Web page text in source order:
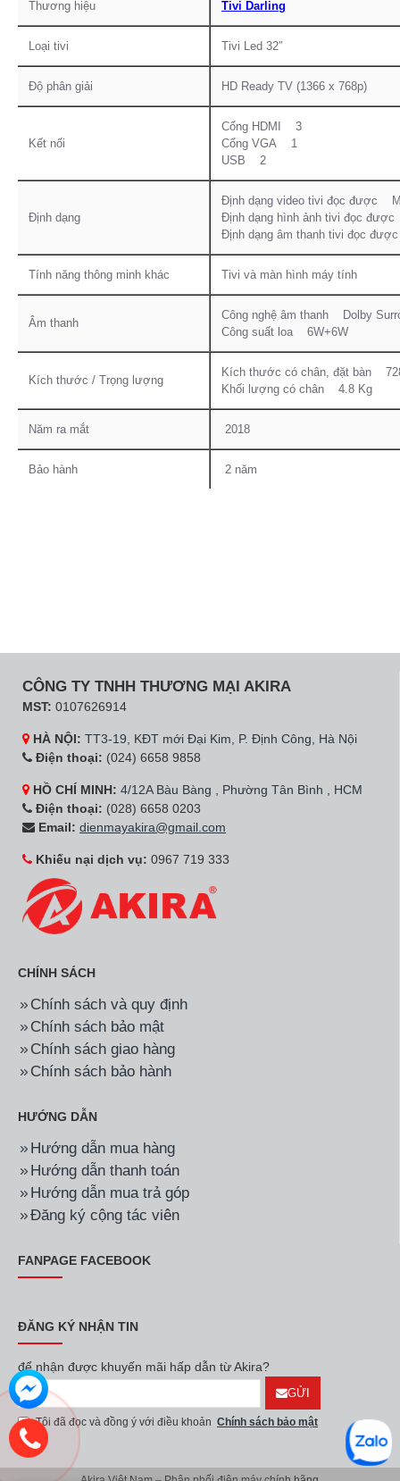
Thương hiệu Tivi Darling
Loại tivi Tivi Led 32″
Độ phân giải HD Ready TV (1366 x 768p)
Kết nối
Cổng HDMI 3
Cổng VGA 1
USB 2
Định dạng
Định dạng video tivi đọc được
Định dạng hình ảnh tivi đọc
Định dạng âm thanh tivi đọc
Tính năng thông minh khác Tivi và màn hình máy tính
Âm thanh
Công nghệ âm thanh Dolby
Công suất loa 6W+6W
Kích thước / Trọng lượng
Kích thước có chân, đặt bàn
Khối lượng có chân 4.8 Kg
Năm ra mắt 2018
Bảo hành 2 năm
CÔNG TY TNHH THƯƠNG MẠI AKIRA
MST: 0107626914
HÀ NỘI: TT3-19, KĐT mới Đại Kim, P. Định Công, Hà Nội
Điện thoại: (024) 6658 9858
HỒ CHÍ MINH: 4/12A Bàu Bàng , Phường Tân Bình , HCM
Điện thoại: (028) 6658 0203
Email: dienmayakira@gmail.com
Khiếu nại dịch vụ: 0967 719 333
CHÍNH SÁCH
Chính sách và quy định
Chính sách bảo mật
Chính sách giao hàng
Chính sách bảo hành
HƯỚNG DẪN
Hướng dẫn mua hàng
Hướng dẫn thanh toán
Hướng dẫn mua trả góp
Đăng ký cộng tác viên
FANPAGE FACEBOOK
ĐĂNG KÝ NHẬN TIN
để nhận được khuyến mãi hấp dẫn từ Akira?
GỬI
Tôi đã đọc và đồng ý với điều khoản Chính sách bảo mật